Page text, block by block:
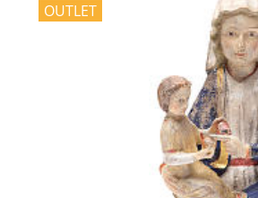
OUTLET